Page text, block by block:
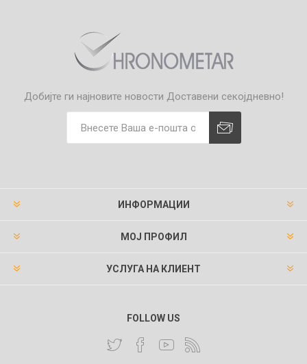
Добијте ги најновите новости Доставени секојдневно!
ИНФОРМАЦИИ
МОЈ ПРОФИЛ
УСЛУГА НА КЛИЕНТ
FOLLOW US